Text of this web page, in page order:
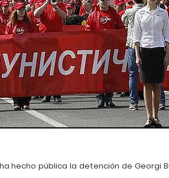
hecho pública la detención de Georgi